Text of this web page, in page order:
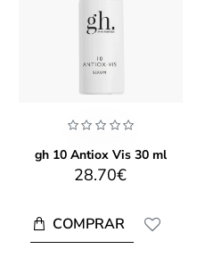
gh 10 Antiox Vis 30 ml
28.70€
COMPRAR